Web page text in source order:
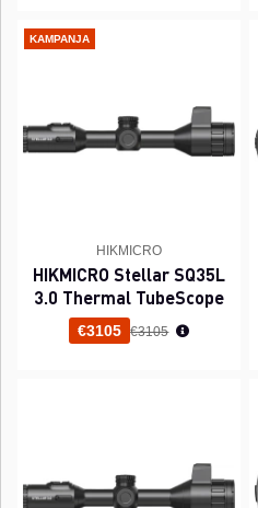
KAMPANJA
HIKMICRO
HIKMICRO Stellar SQ35L
3.0 Thermal TubeScope
€3105 Normaali hinta
€3105